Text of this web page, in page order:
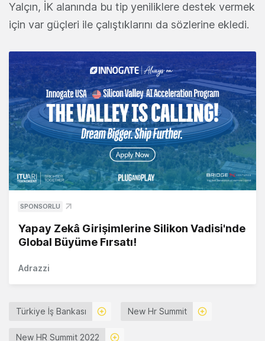
Yalçın, İK alanında bu tip yeniliklere destek vermek
için var güçleri ile çalıştıklarını da sözlerine ekledi.
SPONSORLU
Yapay Zekâ Girişimlerine Silikon Vadisi'nde
Global Büyüme Fırsatı!
Adrazzi
Türkiye İş Bankası New Hr Summit
New HR Summit 2022